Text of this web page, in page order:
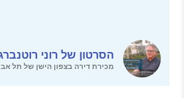
הסרטון של רוני רוטנברג
מכירת דירה בצפון הישן של תל אביב